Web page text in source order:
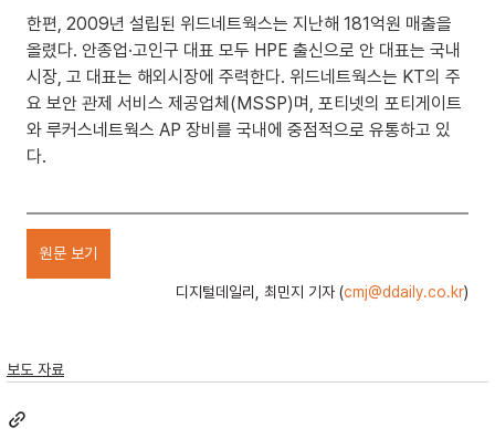
한편, 2009년 설립된 위드네트웍스는 지난해 181억원 매출을
올렸다. 안종업·고인구 대표 모두 HPE 출신으로 안 대표는 국내
시장, 고 대표는 해외시장에 주력한다. 위드네트웍스는 KT의 주
요 보안 관제 서비스 제공업체(MSSP)며, 포티넷의 포티게이트
와 루커스네트웍스 AP 장비를 국내에 중점적으로 유통하고 있
다.
원문 보기
디지털데일리, 최민지 기자 (cmj@ddaily.co.kr)
보도 자료